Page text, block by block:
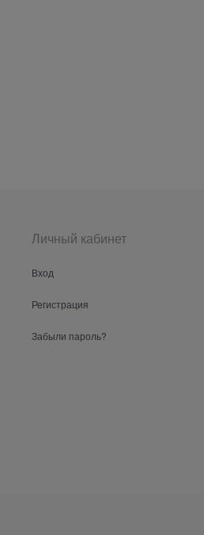
Личный кабинет
Вход
Регистрация
Забыли пароль?